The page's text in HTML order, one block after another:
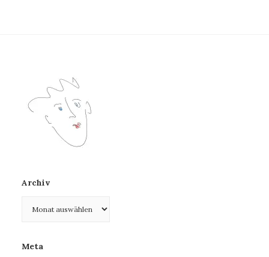
Archiv
Meta